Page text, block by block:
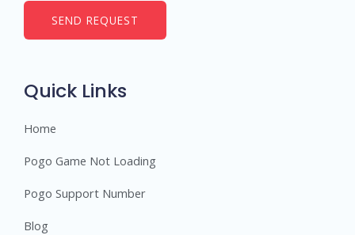
e
SEND REQUEST
Quick Links
Home
Pogo Game Not Loading
Pogo Support Number
Blog